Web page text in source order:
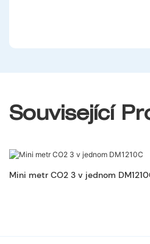
Související
Mini metr CO2 3 v jednom